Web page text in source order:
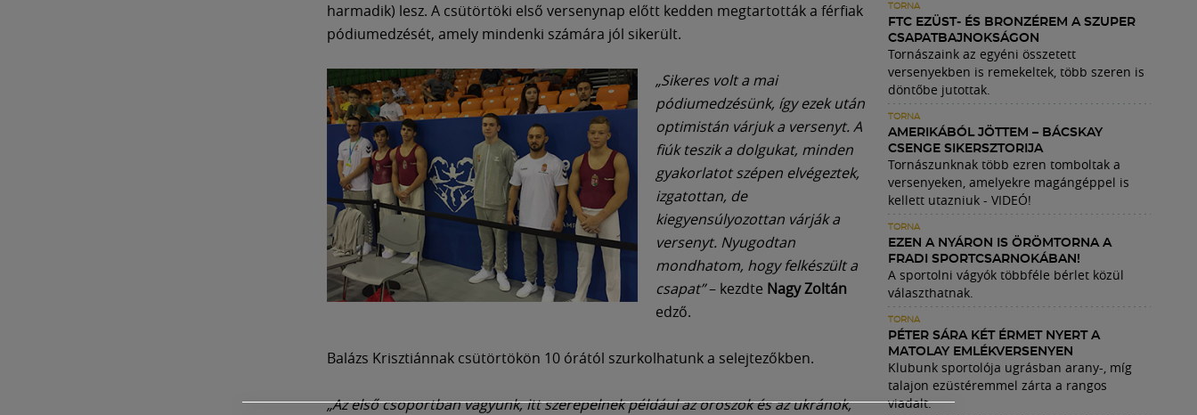
harmadik) lesz. A csütörtöki első versenynap előtt kedden megtartották a férfiak
pódiumedzését, amely mindenki számára jól sikerült.
„Sikeres volt a mai
pódiumedzésünk, így ezek után
optimistán várjuk a versenyt. A
fiúk teszik a dolgukat, minden
gyakorlatot szépen elvégeztek,
izgatottan, de
kiegyensúlyozottan várják a
versenyt. Nyugodtan
mondhatom, hogy felkészült a
csapat”– kezdte Nagy Zoltán
edző.
Balázs Krisztiánnak csütörtökön 10 órától szurkolhatunk a selejtezőkben.
„Az első csoportban vagyunk, itt szerepelnek például az oroszok és az ukránok,
TORNA
FTC EZÜST- ÉS BRONZÉREM A SZUPER
CSAPATBAJNOKSÁGON
Tornászaink az egyéni összetett
versenyekben is remekeltek, több szeren is
döntőbe jutottak.
TORNA
AMERIKÁBÓL JÖTTEM – BÁCSKAY
CSENGE SIKERSZTORIJA
Tornászunknak több ezren tomboltak a
versenyeken, amelyekre magángéppel is
kellett utazniuk - VIDEÓ!
TORNA
EZEN A NYÁRON IS ÖRÖMTORNA A
FRADI SPORTCSARNOKÁBAN!
A sportolni vágyók többféle bérlet közül
választhatnak.
TORNA
PÉTER SÁRA KÉT ÉRMET NYERT A
MATOLAY EMLÉKVERSENYEN
Klubunk sportolója ugrásban arany-, míg
talajon ezüstéremmel zárta a rangos
viadalt.